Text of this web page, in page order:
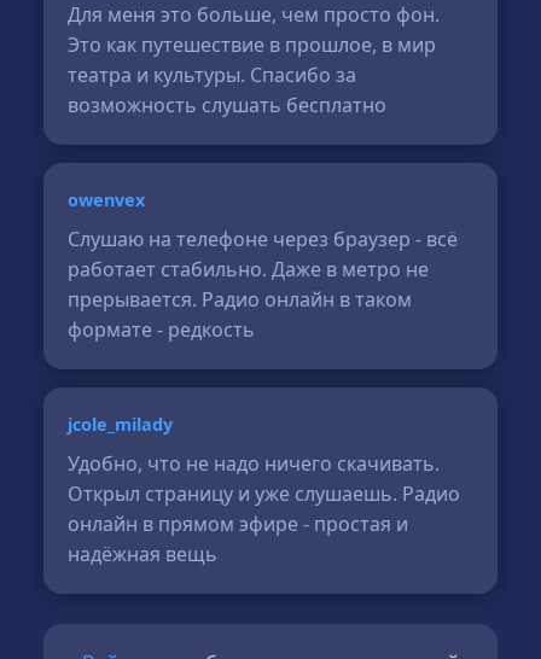
Для меня это больше, чем просто фон.
Это как путешествие в прошлое, в мир
театра и культуры. Спасибо за
возможность слушать бесплатно
owenvex
Слушаю на телефоне через браузер - всё
работает стабильно. Даже в метро не
прерывается. Радио онлайн в таком
формате - редкость
jcole_milady
Удобно, что не надо ничего скачивать.
Открыл страницу и уже слушаешь. Радио
онлайн в прямом эфире - простая и
надёжная вещь